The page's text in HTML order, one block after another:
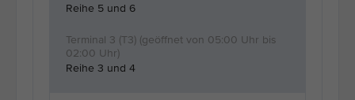
Reihe 5 und 6
Reihe 3 und 4